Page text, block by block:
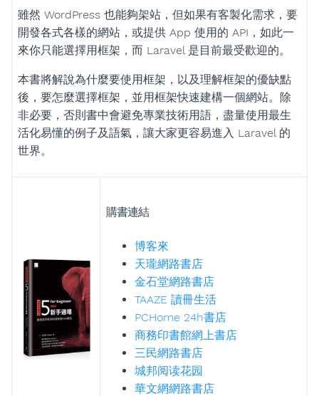
雖然 WordPress 也能夠架站，但如果有客製化需求，要
開發各式各樣的網站，或提供 App 使用的 API，如此一
來你只能選擇用框架，而 Laravel 是目前最受歡迎的。
本書將解說為什麼要使用框架，以及理解框架的優缺點
後，要怎麼選擇框架，並用框架快速建構一個網站。除
非必要，否則書中會避免專業技術用語，盡量使用最生
活化易懂的例子及語氣，讓大家更容易進入 Laravel 的
世界。
購書連結
博客來
天瓏網路書店
金石堂網路書店
TAAZE 讀冊生活
PCHome 24h書店
商務印書館網上書店
三民網路書店
城邦阅读花园
華文網網路書店